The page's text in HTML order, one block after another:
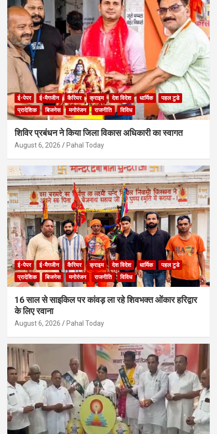
ई-पेपर ई-मैगजीन कैरियर क्राइम देश विदेश धार्मिक
पहल टुडे
प्रादेशिक
बिजनेस मनोरंजन राजनीति विविध
शिविर प्रबंधन ने किया जिला विकास अधिकारी का स्वागत
August 6, 2026 Pahal Today
ई-पेपर ई-मैगजीन कैरियर क्राइम देश विदेश धार्मिक
पहल टुडे
प्रादेशिक
बिजनेस मनोरंजन राजनीति विविध
16 साल से साइकिल पर कांवड़ ला रहे शिवभक्त ओंकार हरिद्वार
के लिए रवाना
August 6, 2026 Pahal Today